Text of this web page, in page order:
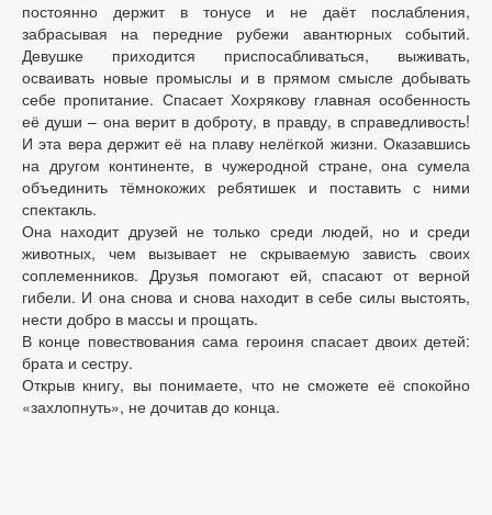
постоянно держит в тонусе и не даёт послабления,
забрасывая на передние рубежи авантюрных событий.
Девушке приходится приспосабливаться, выживать,
осваивать новые промыслы и в прямом смысле добывать
себе пропитание. Спасает Хохрякову главная особенность
её души – она верит в доброту, в правду, в справедливость!
И эта вера держит её на плаву нелёгкой жизни. Оказавшись
на другом континенте, в чужеродной стране, она сумела
объединить тёмнокожих ребятишек и поставить с ними
спектакль.
Она находит друзей не только среди людей, но и среди
животных, чем вызывает не скрываемую зависть своих
соплеменников. Друзья помогают ей, спасают от верной
гибели. И она снова и снова находит в себе силы выстоять,
нести добро в массы и прощать.
В конце повествования сама героиня спасает двоих детей:
брата и сестру.
Открыв книгу, вы понимаете, что не сможете её спокойно
«захлопнуть», не дочитав до конца.